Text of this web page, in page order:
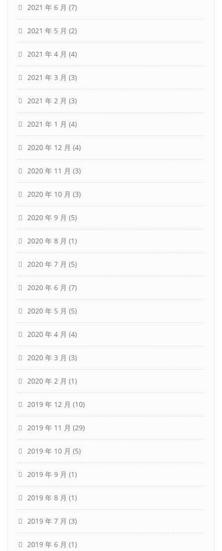
2021 年 6 月 (7)
2021 年 5 月 (2)
2021 年 4 月 (4)
2021 年 3 月 (3)
2021 年 2 月 (3)
2021 年 1 月 (4)
2020 年 12 月 (4)
2020 年 11 月 (3)
2020 年 10 月 (3)
2020 年 9 月 (5)
2020 年 8 月 (1)
2020 年 7 月 (5)
2020 年 6 月 (7)
2020 年 5 月 (5)
2020 年 4 月 (4)
2020 年 3 月 (3)
2020 年 2 月 (1)
2019 年 12 月 (10)
2019 年 11 月 (29)
2019 年 10 月 (5)
2019 年 9 月 (1)
2019 年 8 月 (1)
2019 年 7 月 (3)
2019 年 6 月 (1)